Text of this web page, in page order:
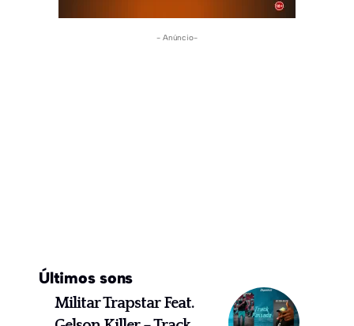
- Anúncio-
Últimos sons
Militar Trapstar Feat.